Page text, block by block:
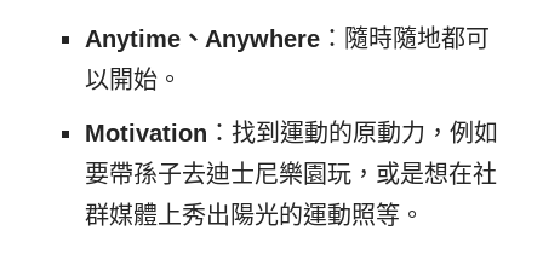
Anytime、Anywhere ：隨時隨地都可
以開始。
Motivation ：找到運動的原動力，例如
要帶孫子去迪士尼樂園玩，或是想在社
群媒體上秀出陽光的運動照等。